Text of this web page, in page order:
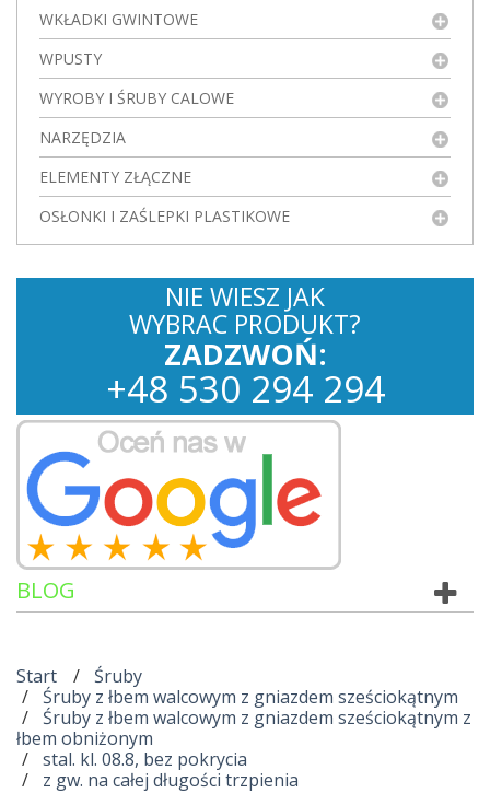
WKŁADKI GWINTOWE
WPUSTY
WYROBY I ŚRUBY CALOWE
NARZĘDZIA
ELEMENTY ZŁĄCZNE
OSŁONKI I ZAŚLEPKI PLASTIKOWE
NIE WIESZ JAK
WYBRAC PRODUKT?
ZADZWOŃ:
+48 530 294 294
BLOG
Start
Śruby
Śruby z łbem walcowym z gniazdem sześciokątnym
Śruby z łbem walcowym z gniazdem sześciokątnym z
łbem obniżonym
stal. kl. 08.8, bez pokrycia
z gw. na całej długości trzpienia